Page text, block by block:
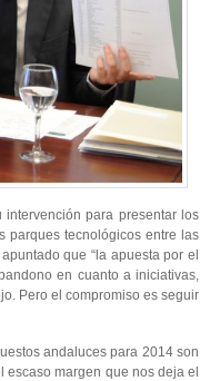
para presentar los
parques tecnológicos entre las
que “la apuesta por el
en cuanto a iniciativas,
Pero el compromiso es seguir
andaluces para 2014 son
escaso margen que nos deja el